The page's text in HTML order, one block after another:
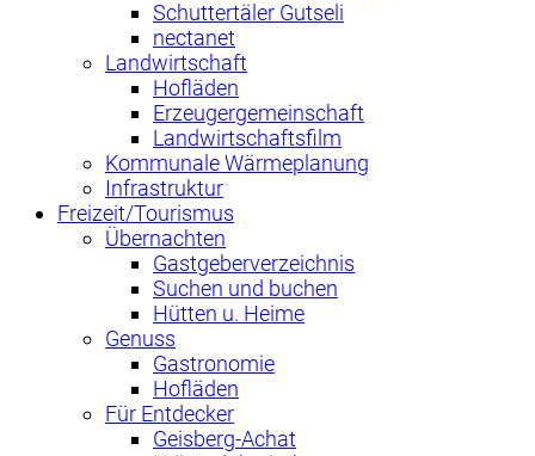
Schuttertäler Gutseli
nectanet
Landwirtschaft
Hofläden
Erzeugergemeinschaft
Landwirtschaftsfilm
Kommunale Wärmeplanung
Infrastruktur
Freizeit/Tourismus
Übernachten
Gastgeberverzeichnis
Suchen und buchen
Hütten u. Heime
Genuss
Gastronomie
Hofläden
Für Entdecker
Geisberg-Achat